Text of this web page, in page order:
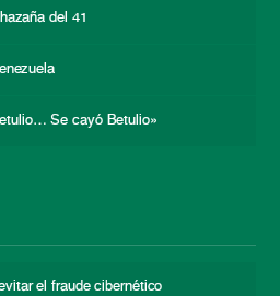
del 41
Se cayó Betulio»
el fraude cibernético